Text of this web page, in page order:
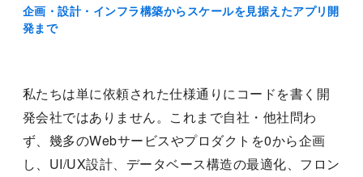
企画・設計・インフラ構築からスケールを見据えたアプリ開
発まで
私たちは単に依頼された仕様通りにコードを書く開
発会社ではありません。これまで自社・他社問わ
ず、幾多のWebサービスやプロダクトを0から企画
し、UI/UX設計、データベース構造の最適化、フロン